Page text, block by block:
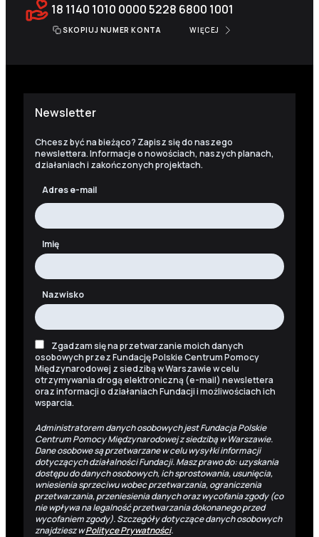
18 1140 1010 0000 5228 6800 1001
SKOPIUJ NUMER KONTA WIĘCEJ
Newsletter
Chcesz być na bieżąco? Zapisz się do naszego
newslettera. Informacje o nowościach, naszych planach,
działaniach i zakończonych projektach.
Adres e-mail
Imię
Nazwisko
Zgadzam się na przetwarzanie moich danych
osobowych przez Fundację Polskie Centrum Pomocy
Międzynarodowej z siedzibą w Warszawie w celu
otrzymywania drogą elektroniczną (e-mail) newslettera
oraz informacji o działaniach Fundacji i możliwościach ich
wsparcia.
Administratorem danych osobowych jest Fundacja Polskie
Centrum Pomocy Międzynarodowej z siedzibą w Warszawie.
Dane osobowe są przetwarzane w celu wysyłki informacji
dotyczących działalności Fundacji. Masz prawo do: uzyskania
dostępu do danych osobowych, ich sprostowania, usunięcia,
wniesienia sprzeciwu wobec przetwarzania, ograniczenia
przetwarzania, przeniesienia danych oraz wycofania zgody (co
nie wpływa na legalność przetwarzania dokonanego przed
wycofaniem zgody). Szczegóły dotyczące danych osobowych
znajdziesz wPolityce Prywatności.